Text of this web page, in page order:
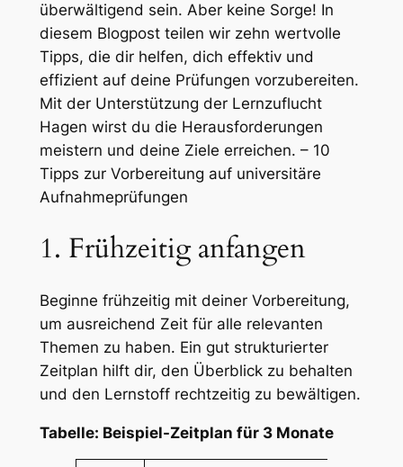
überwältigend sein. Aber keine Sorge! In
diesem Blogpost teilen wir zehn wertvolle
Tipps, die dir helfen, dich effektiv und
effizient auf deine Prüfungen vorzubereiten.
Mit der Unterstützung der Lernzuflucht
Hagen wirst du die Herausforderungen
meistern und deine Ziele erreichen. – 10
Tipps zur Vorbereitung auf universitäre
Aufnahmeprüfungen
1. Frühzeitig anfangen
Beginne frühzeitig mit deiner Vorbereitung,
um ausreichend Zeit für alle relevanten
Themen zu haben. Ein gut strukturierter
Zeitplan hilft dir, den Überblick zu behalten
und den Lernstoff rechtzeitig zu bewältigen.
Tabelle: Beispiel-Zeitplan für 3 Monate